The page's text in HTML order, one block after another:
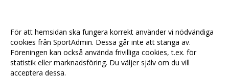
För att hemsidan ska fungera korrekt använder vi nödvändiga
cookies från SportAdmin. Dessa går inte att stänga av.
Föreningen kan också använda frivilliga cookies, t.ex. för
statistik eller marknadsföring. Du väljer själv om du vill
acceptera dessa.